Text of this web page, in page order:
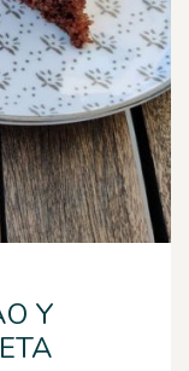
Y